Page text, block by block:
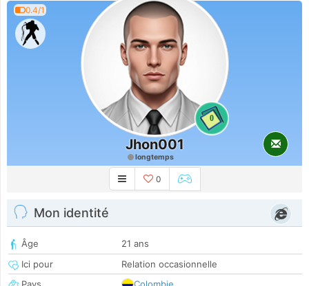
0.4/1
0
Jhon001
longtemps
0
Mon identité
Âge
21 ans
Ici pour
Relation occasionnelle